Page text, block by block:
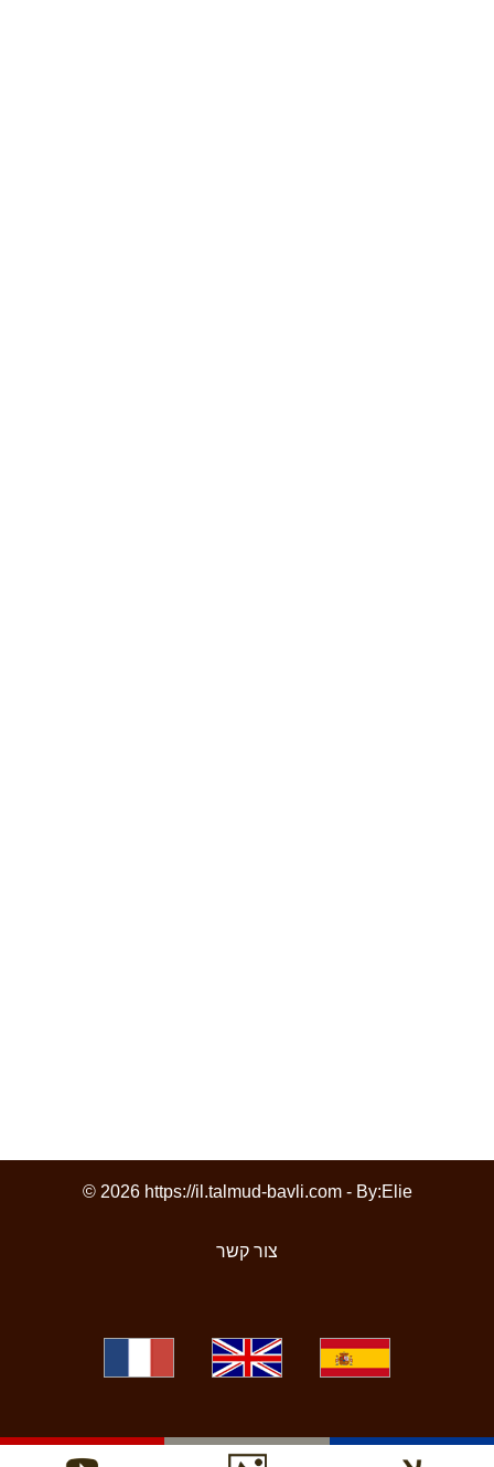
© 2026 https://il.talmud-bavli.com - By:Elie
צור קשר